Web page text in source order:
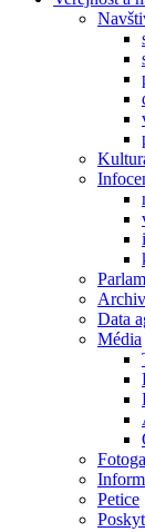
Data
Média
Petice